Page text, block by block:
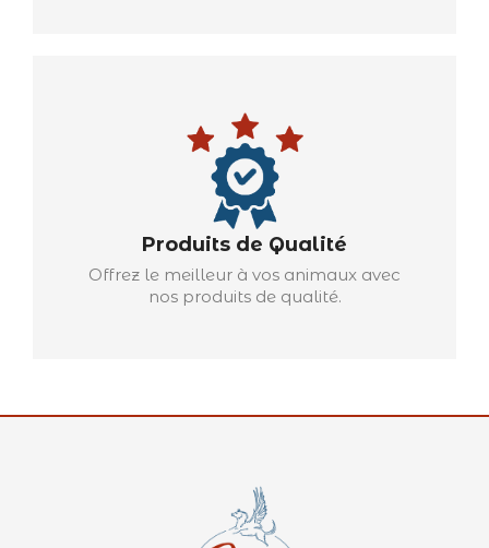
Produits de Qualité
Offrez le meilleur à vos animaux avec
nos produits de qualité.